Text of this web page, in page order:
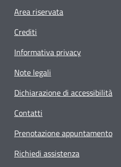
Footer menu
Area riservata
Crediti
Informativa privacy
Note legali
Dichiarazione di accessibilità
Contatti
Prenotazione appuntamento
Richiedi assistenza